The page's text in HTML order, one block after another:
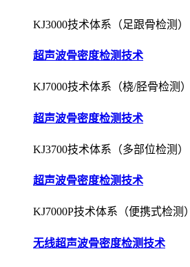
KJ3000技术体系（足跟骨检测）
超声波骨密度检测技术
KJ7000技术体系（桡/胫骨检测）
超声波骨密度检测技术
KJ3700技术体系（多部位检测）
超声波骨密度检测技术
KJ7000P技术体系（便携式检测）
无线超声波骨密度检测技术